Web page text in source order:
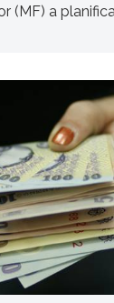
(MF) a